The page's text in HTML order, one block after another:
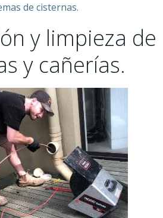
de cisternas.
y limpieza de
y cañerías.